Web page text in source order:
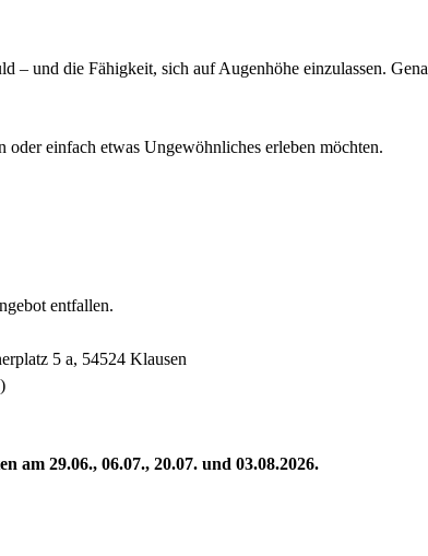
– und die Fähigkeit, sich auf Augenhöhe einzulassen.
einfach etwas Ungewöhnliches erleben möchten.
entfallen.
5 a, 54524 Klausen
am 29.06., 06.07., 20.07. und 03.08.2026.